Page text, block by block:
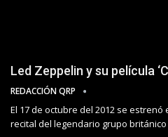
Led Zeppelin y su película
REDACCIÓN QRP
El 17 de octubre del 2012 se
recital del legendario grupo británico